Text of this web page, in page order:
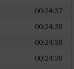
00:24:37
00:24:38
00:24:38
00:24:38